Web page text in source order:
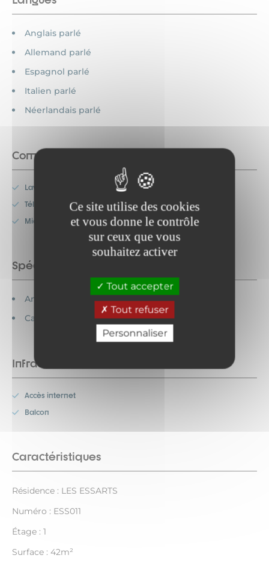
Ce site utilise des cookies
et vous donne le contrôle
sur ceux que vous
souhaitez activer
Tout accepter
Tout refuser
Personnaliser
Anglais parlé
Allemand parlé
Espagnol parlé
Italien parlé
Néerlandais parlé
Commodités
Lave-vaisselle
Télévision
Micro-onde
Spécificités
Animaux acceptés
Cartes bancaires acceptées
Infrastructures
Accès internet
Balcon
Caractéristiques
Résidence : LES ESSARTS
Numéro : ESS011
Étage : 1
Surface : 42m²